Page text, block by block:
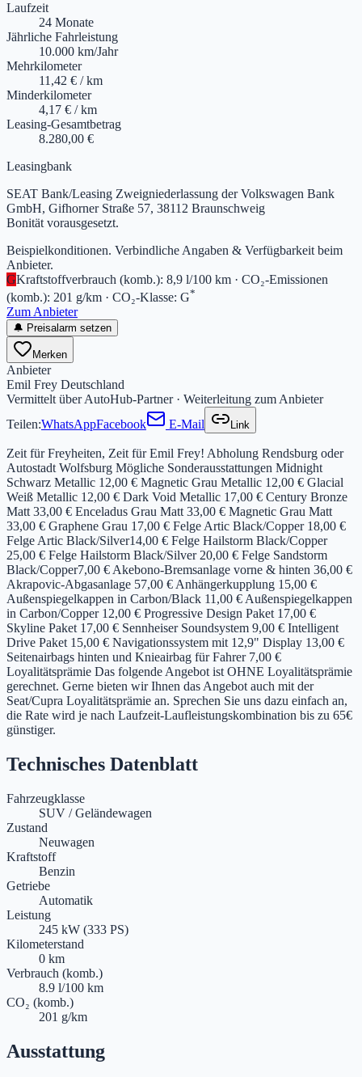
Laufzeit
24 Monate
Jährliche Fahrleistung
10.000 km/Jahr
Mehrkilometer
11,42 € / km
Minderkilometer
4,17 € / km
Leasing-Gesamtbetrag
8.280,00 €
Leasingbank
SEAT Bank/Leasing Zweigniederlassung der Volkswagen Bank
GmbH, Gifhorner Straße 57, 38112 Braunschweig
Bonität vorausgesetzt.
Beispielkonditionen. Verbindliche Angaben & Verfügbarkeit beim
Anbieter.
GKraftstoffverbrauch (komb.): 8,9 l/100 km · CO₂-Emissionen
(komb.): 201 g/km · CO₂-Klasse: G*
Zum Anbieter
🔔 Preisalarm setzen
Merken
Anbieter
Emil Frey Deutschland
Vermittelt über AutoHub-Partner · Weiterleitung zum Anbieter
Teilen:WhatsAppFacebook E-Mail Link
Zeit für Freyheiten, Zeit für Emil Frey! Abholung Rendsburg oder
Autostadt Wolfsburg Mögliche Sonderausstattungen Midnight
Schwarz Metallic 12,00 € Magnetic Grau Metallic 12,00 € Glacial
Weiß Metallic 12,00 € Dark Void Metallic 17,00 € Century Bronze
Matt 33,00 € Enceladus Grau Matt 33,00 € Magnetic Grau Matt
33,00 € Graphene Grau 17,00 € Felge Artic Black/Copper 18,00 €
Felge Artic Black/Silver14,00 € Felge Hailstorm Black/Copper
25,00 € Felge Hailstorm Black/Silver 20,00 € Felge Sandstorm
Black/Copper7,00 € Akebono-Bremsanlage vorne & hinten 36,00 €
Akrapovic-Abgasanlage 57,00 € Anhängerkupplung 15,00 €
Außenspiegelkappen in Carbon/Black 11,00 € Außenspiegelkappen
in Carbon/Copper 12,00 € Progressive Design Paket 17,00 €
Skyline Paket 17,00 € Sennheiser Soundsystem 9,00 € Intelligent
Drive Paket 15,00 € Navigationssystem mit 12,9" Display 13,00 €
Seitenairbags hinten und Knieairbag für Fahrer 7,00 €
Loyalitätsprämie Das folgende Angebot ist OHNE Loyalitätsprämie
gerechnet. Gerne bieten wir Ihnen das Angebot auch mit der
Seat/Cupra Loyalitätsprämie an. Sprechen Sie uns dazu einfach an,
die Rate wird je nach Laufzeit-Laufleistungskombination bis zu 65€
günstiger.
Technisches Datenblatt
Fahrzeugklasse
SUV / Geländewagen
Zustand
Neuwagen
Kraftstoff
Benzin
Getriebe
Automatik
Leistung
245 kW (333 PS)
Kilometerstand
0 km
Verbrauch (komb.)
8.9 l/100 km
CO₂ (komb.)
201 g/km
Ausstattung